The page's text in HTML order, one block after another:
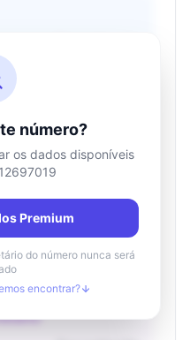
Desconhecido
Desconhecido
Desconhecido
número?
os dados disponíveis
Premium
do número nunca será
encontrar?